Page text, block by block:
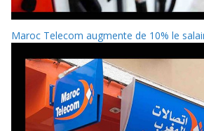
Maroc Telecom augmente de 10% le